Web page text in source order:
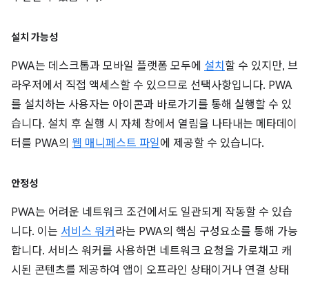
설치 가능성
PWA는 데스크톱과 모바일 플랫폼 모두에 설치 할 수 있지만, 브
라우저에서 직접 액세스할 수 있으므로 선택사항입니다. PWA
를 설치하는 사용자는 아이콘과 바로가기를 통해 실행할 수 있
습니다. 설치 후 실행 시 자체 창에서 열림을 나타내는 메타데이
터를 PWA의 웹 매니페스트 파일에 제공할 수 있습니다.
안정성
PWA는 어려운 네트워크 조건에서도 일관되게 작동할 수 있습
니다. 이는 서비스 워커 라는 PWA의 핵심 구성요소를 통해 가능
합니다. 서비스 워커를 사용하면 네트워크 요청을 가로채고 캐
시된 콘텐츠를 제공하여 앱이 오프라인 상태이거나 연결 상태